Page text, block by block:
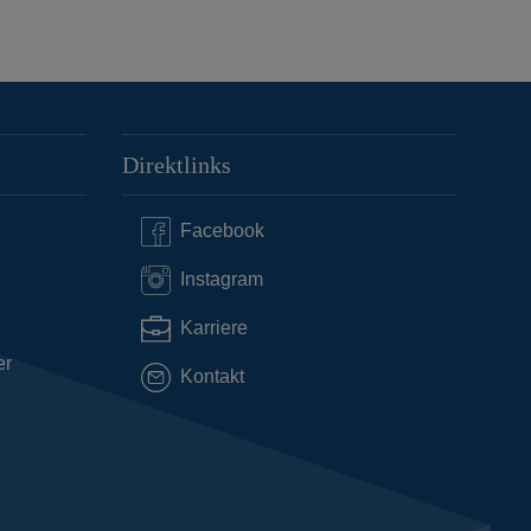
Direktlinks
Facebook
Instagram
Karriere
Kontakt